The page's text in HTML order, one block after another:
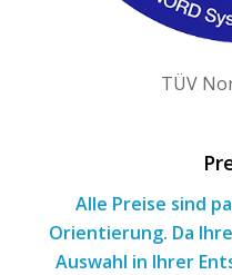
TÜV
Alle Preise sind
Orientierung. Da
Auswahl in Ihrer